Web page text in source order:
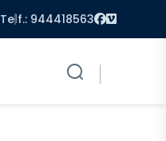
Telf.: 944418563 Facebook
Vimeo